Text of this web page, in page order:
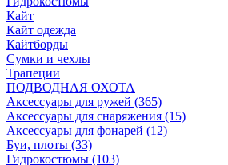
Кайт
Кайт одежда
Кайтборды
Сумки и чехлы
Трапеции
ПОДВОДНАЯ ОХОТА
Аксессуары для ружей (365)
Аксессуары для снаряжения (15)
Аксессуары для фонарей (12)
Буи, плоты (33)
Гидрокостюмы (103)